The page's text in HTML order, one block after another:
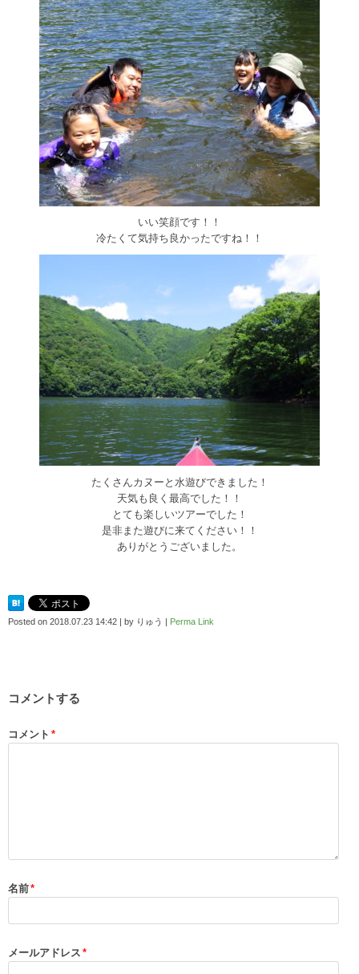
いい笑顔です！！
冷たくて気持ち良かったですね！！
たくさんカヌーと水遊びできました！
天気も良く最高でした！！
とても楽しいツアーでした！
是非また遊びに来てください！！
ありがとうございました。
Posted on 2018.07.23 14:42 | by りゅう | Perma Link
コメントする
コメント *
名前*
メールアドレス *